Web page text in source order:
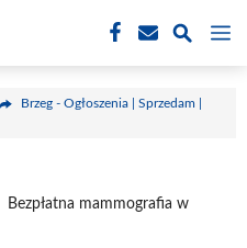
Brzeg - Ogłoszenia | Sprzedam |
Bezpłatna mammografia w